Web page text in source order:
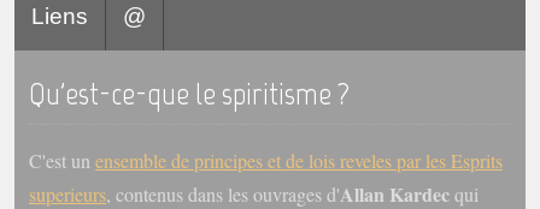
Galerie
Vidéoscope
Liens @
Qu'est-ce-que le spiritisme ?
C'est un ensemble de principes et de lois reveles par les Esprits
superieurs, contenus dans les ouvrages d'Allan Kardecqui